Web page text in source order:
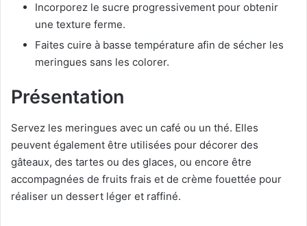
Incorporez le sucre progressivement pour obtenir
une texture ferme.
Faites cuire à basse température afin de sécher les
meringues sans les colorer.
Présentation
Servez les meringues avec un café ou un thé. Elles
peuvent également être utilisées pour décorer des
gâteaux, des tartes ou des glaces, ou encore être
accompagnées de fruits frais et de crème fouettée pour
réaliser un dessert léger et raffiné.